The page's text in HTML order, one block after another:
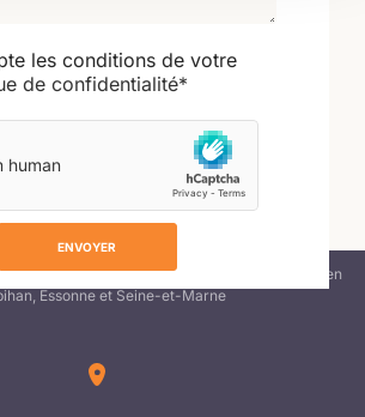
les conditions de votre
de confidentialité*
ENVOYER
d'Expertise-comptable des Entreprises en
Essonne et Seine-et-Marne